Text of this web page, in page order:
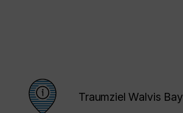
Traumziel Walvis Bay